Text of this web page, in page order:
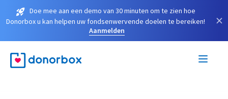
Doe mee aan een demo van 30 minuten om te zien hoe
Donorbox u kan helpen uw fondsenwervende doelen te bereiken!
Aanmelden
×